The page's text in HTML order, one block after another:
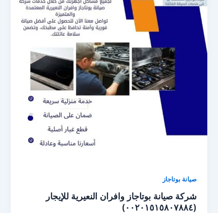
صيانة بوتاجاز
شركة صيانة بوتاجاز وافران النعيرية للإيجار
(٠٠٢٠١٥١٥٨٠٧٨٨٤)